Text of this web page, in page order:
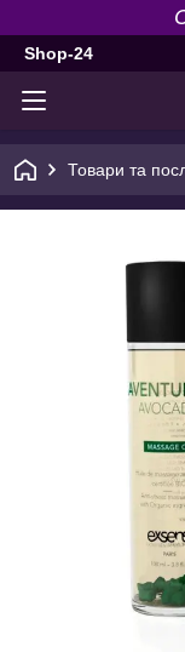
Shop-24
Товари та